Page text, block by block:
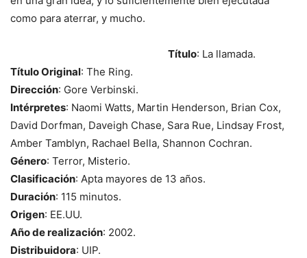
como para aterrar, y mucho.
Título: La llamada.
Título Original: The Ring.
Dirección: Gore Verbinski.
Intérpretes: Naomi Watts, Martin Henderson, Brian Cox,
David Dorfman, Daveigh Chase, Sara Rue, Lindsay Frost,
Amber Tamblyn, Rachael Bella, Shannon Cochran.
Género: Terror, Misterio.
Clasificación: Apta mayores de 13 años.
Duración: 115 minutos.
Origen: EE.UU.
Año de realización: 2002.
Distribuidora: UIP.